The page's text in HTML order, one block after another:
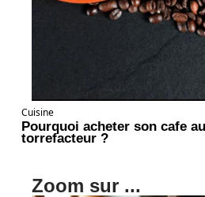
Cuisine
Pourquoi acheter son cafe
torrefacteur ?
Zoom sur ...